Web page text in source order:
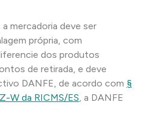
mercadoria deve ser
própria, com
dos produtos
de retirada, e deve
DANFE, de acordo com §
W da RICMS/ES, a DANFE